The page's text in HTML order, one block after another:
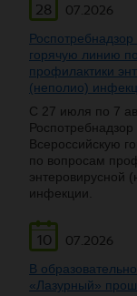
28
07.2026
Роспотребнадзор
горячую линию
профилактики
(неполио)
С 27 июля по 7
Всероссийскую
по вопросам
энтеровирусной
инфекции.
10
07.2026
В
«Лазурный»